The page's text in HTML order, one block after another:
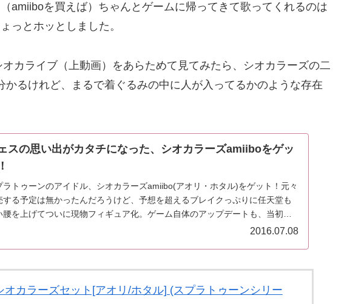
amiiboを買えば）ちゃんとゲームに帰ってきて歌ってくれるのは
っとホッとしました。
カライブ（上動画）をあらためて見てみたら、シオカラーズの二
かるけれど、まるで着ぐるみの中に人が入ってるかのような存在
スの思い出がカタチになった、シオカラーズamiiboをゲッ
ラトゥーンのアイドル、シオカラーズamiibo(アオリ・ホタル)をゲット！元々
する予定は無かったんだろうけど、予想を超えるブレイクっぷりに任天堂も
腰を上げてついに現物フィギュア化。ゲーム自体のアップデートも、当初の
2016.07.08
オカラーズセット[アオリ/ホタル] (スプラトゥーンシリー